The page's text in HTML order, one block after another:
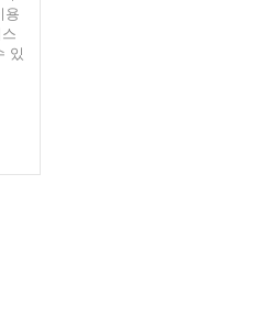
용
있